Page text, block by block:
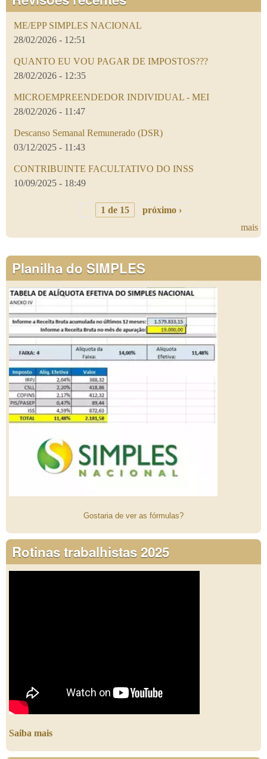
ME/EPP SIMPLES NACIONAL
28/02/2026 - 12:51
QUANTO EU VOU PAGAR DE IMPOSTOS???
28/02/2026 - 12:35
MICROEMPREENDEDOR INDIVIDUAL - MEI
28/02/2026 - 11:47
Descanso Semanal Remunerado (DSR)
03/12/2025 - 11:43
CONTRIBUINTE FACULTATIVO DO INSS
10/09/2025 - 18:49
1 de 15
próximo ›
mais
Planilha do SIMPLES
Gostaria de ver as fórmulas?
Rotinas trabalhistas 2025
Saiba mais